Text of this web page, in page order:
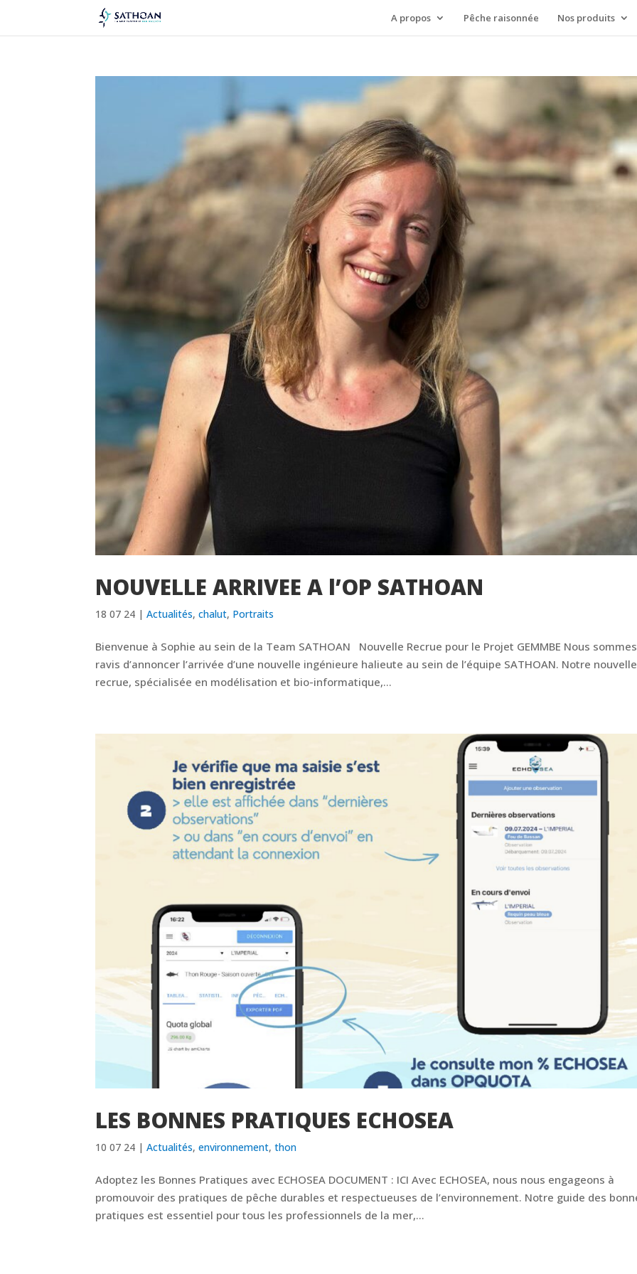
A propos Pêche raisonnée Nos produits
NOUVELLE ARRIVEE A l’OP SATHOAN
18 07 24 |Actualités,chalut, Portraits
Bienvenue à Sophie au sein de la Team SATHOAN Nouvelle Recrue pour le Projet GEMMBE Nous sommes
ravis d’annoncer l’arrivée d’une nouvelle ingénieure halieute au sein de l’équipe SATHOAN. Notre nouvelle
recrue, spécialisée en modélisation et bio-informatique,...
LES BONNES PRATIQUES ECHOSEA
10 07 24 |Actualités,environnement,thon
Adoptez les Bonnes Pratiques avec ECHOSEA DOCUMENT : ICI Avec ECHOSEA, nous nous engageons à
promouvoir des pratiques de pêche durables et respectueuses de l’environnement. Notre guide des
pratiques est essentiel pour tous les professionnels de la mer,...